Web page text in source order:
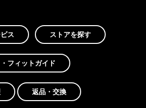
ス ストアを探す
フィットガイド
返品・交換